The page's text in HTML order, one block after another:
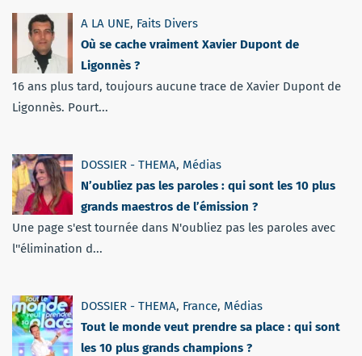
A LA UNE, Faits Divers
Où se cache vraiment Xavier Dupont de
Ligonnès ?
16 ans plus tard, toujours aucune trace de Xavier Dupont de
Ligonnès. Pourt...
DOSSIER - THEMA, Médias
N’oubliez pas les paroles : qui sont les 10 plus
grands maestros de l’émission ?
Une page s'est tournée dans N'oubliez pas les paroles avec
l''élimination d...
DOSSIER - THEMA, France, Médias
Tout le monde veut prendre sa place : qui sont
les 10 plus grands champions ?